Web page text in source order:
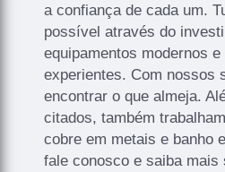
a confiança de cada um.
possível através do
equipamentos modernos
experientes. Com nossos
encontrar o que almeja.
citados, também
cobre em metais e banho
fale conosco e saiba mais